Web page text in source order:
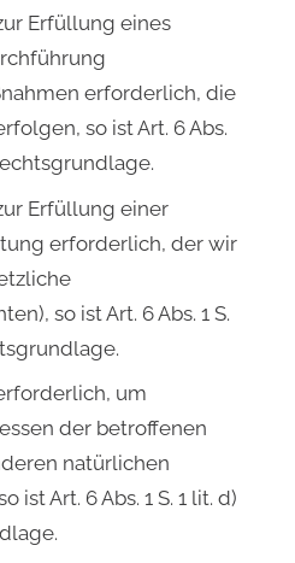
Erfüllung eines
erforderlich, die
so ist Art. 6 Abs.
Erfüllung einer
erforderlich, der wir
so ist Art. 6 Abs. 1 S.
um
der betroffenen
natürlichen
ist Art. 6 Abs. 1 S. 1 lit. d)